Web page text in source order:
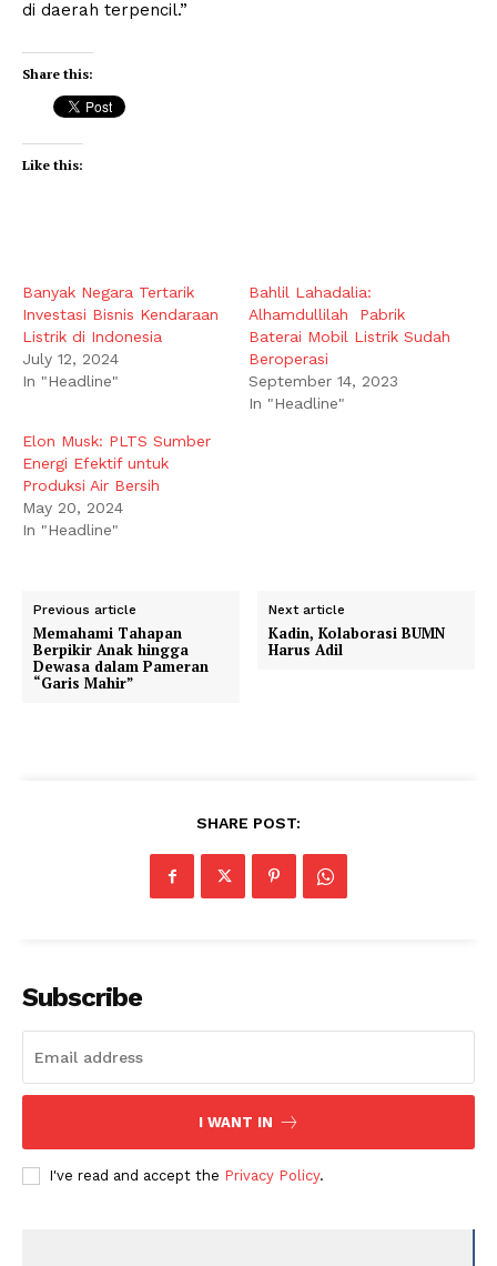
di daerah terpencil.”
Share this:
Like this:
Banyak Negara Tertarik
Investasi Bisnis Kendaraan
Listrik di Indonesia
July 12, 2024
In "Headline"
Bahlil Lahadalia:
Alhamdullilah Pabrik
Baterai Mobil Listrik Sudah
Beroperasi
September 14, 2023
In "Headline"
Elon Musk: PLTS Sumber
Energi Efektif untuk
Produksi Air Bersih
May 20, 2024
In "Headline"
Previous article
Memahami Tahapan
Berpikir Anak hingga
Dewasa dalam Pameran
“Garis Mahir”
Next article
Kadin, Kolaborasi BUMN
Harus Adil
SHARE POST:
Subscribe
I WANT IN
I've read and accept the Privacy Policy.